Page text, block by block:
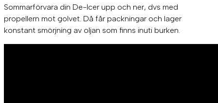
Sommarförvara din De-Icer upp och ner, dvs med
propellern mot golvet. Då får packningar och lager
konstant smörjning av oljan som finns inuti burken.